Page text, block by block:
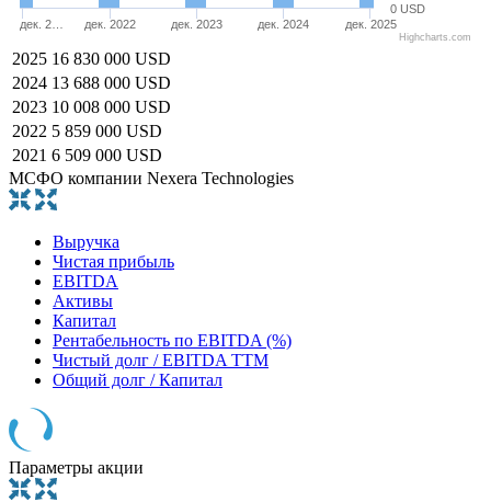
дек. 2… дек. 2022 дек. 2023 дек. 2024 дек. 2025
0 USD
Highcharts.com
2025 16 830 000 USD
2024 13 688 000 USD
2023 10 008 000 USD
2022 5 859 000 USD
2021 6 509 000 USD
МСФО компании Nexera Technologies
Выручка
Чистая прибыль
EBITDA
Активы
Капитал
Рентабельность по EBITDA (%)
Чистый долг / EBITDA TTM
Общий долг / Капитал
Параметры акции